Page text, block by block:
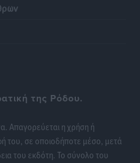
της Ρόδου.
Απαγορεύεται η χρήση ή
του, σε οποιοδήποτε μέσο, μετά
του εκδότη. Το σύνολο του